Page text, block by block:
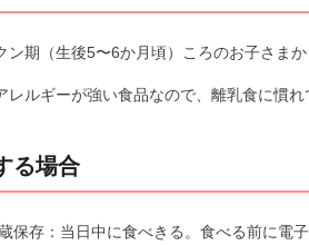
期（生後5〜6か月頃）ころのお子さま
ルギーが強い食品なので、離乳食に慣
る場合
保存：当日中に食べきる。食べる前に電